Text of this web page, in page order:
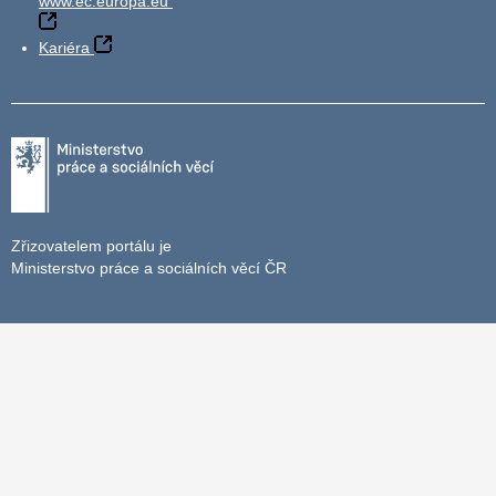
Kariéra
Zřizovatelem portálu je
Ministerstvo práce a sociálních věcí ČR